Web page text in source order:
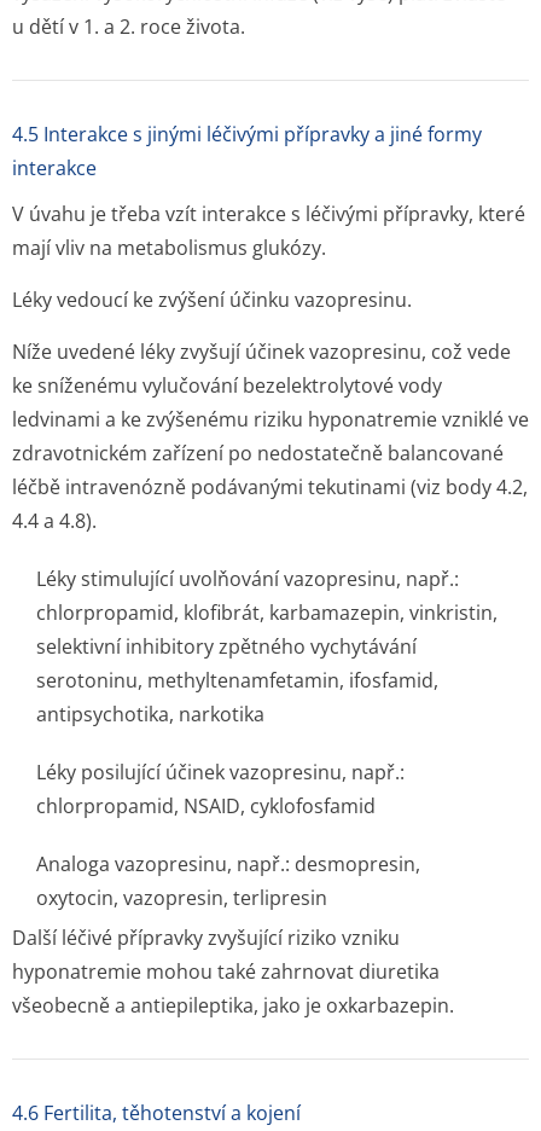
u dětí v 1. a 2. roce života.
4.5 Interakce s jinými léčivými přípravky a jiné formy
interakce
V úvahu je třeba vzít interakce s léčivými přípravky, které
mají vliv na metabolismus glukózy.
Léky vedoucí ke zvýšení účinku vazopresinu.
Níže uvedené léky zvyšují účinek vazopresinu, což vede
ke sníženému vylučování bezelektrolytové vody
ledvinami a ke zvýšenému riziku hyponatremie vzniklé ve
zdravotnickém zařízení po nedostatečně balancované
léčbě intravenózně podávanými tekutinami (viz body 4.2,
4.4 a 4.8).
Léky stimulující uvolňování vazopresinu, např.:
chlorpropamid, klofibrát, karbamazepin, vinkristin,
selektivní inhibitory zpětného vychytávání
serotoninu, methyltenamfetamin, ifosfamid,
antipsychotika, narkotika
Léky posilující účinek vazopresinu, např.:
chlorpropamid, NSAID, cyklofosfamid
Analoga vazopresinu, např.: desmopresin,
oxytocin, vazopresin, terlipresin
Další léčivé přípravky zvyšující riziko vzniku
hyponatremie mohou také zahrnovat diuretika
všeobecně a antiepileptika, jako je oxkarbazepin.
4.6 Fertilita, těhotenství a kojení